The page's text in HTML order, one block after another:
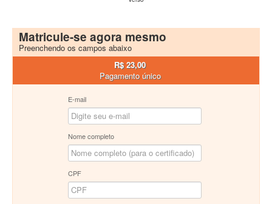
Matricule-se agora mesmo
Preenchendo os campos abaixo
R$ 23,00
Pagamento único
E-mail
Nome completo
CPF